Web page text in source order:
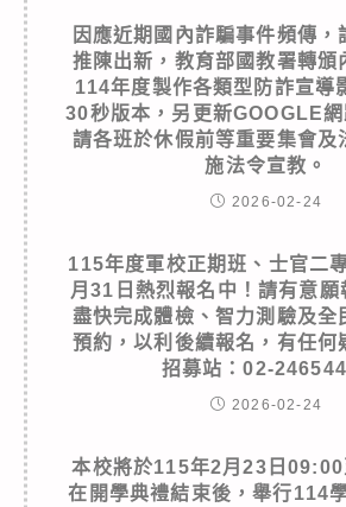
因應近期國內詐騙事件頻傳，
推陳出新，教育部國教署轉頒
114年度製作各類型防詐宣導
30秒版本，另更新GOOGLE網
請各班於休假前等重要集會及
施法令宣教。
2026-02-24
115年度軍校正期班、士官二
月31日熱烈報名中！請有意願
盡快完成體檢、智力測驗及全
預約，以利後續報名，有任何
招募站：02-
2026-02-24
本校將於115年2月23日09:00
在開學典禮結束後，舉行114